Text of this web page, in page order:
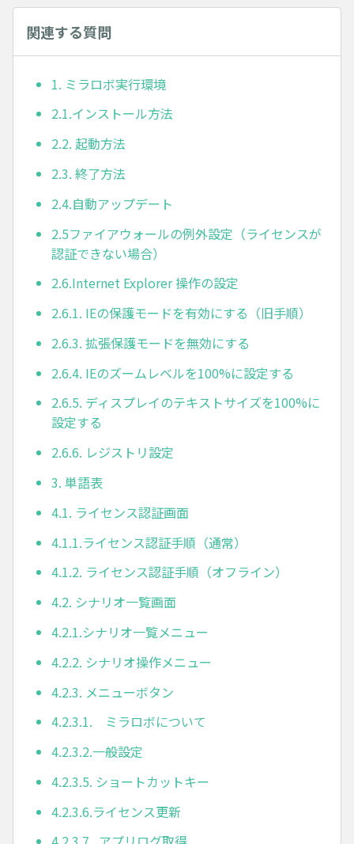
関連する質問
1. ミラロボ実行環境
2.1.インストール方法
2.2. 起動方法
2.3. 終了方法
2.4.自動アップデート
2.5ファイアウォールの例外設定（ライセンスが
認証できない場合）
2.6.Internet Explorer 操作の設定
2.6.1. IEの保護モードを有効にする（旧手順）
2.6.3. 拡張保護モードを無効にする
2.6.4. IEのズームレベルを100%に設定する
2.6.5. ディスプレイのテキストサイズを100%に
設定する
2.6.6. レジストリ設定
3. 単語表
4.1. ライセンス認証画面
4.1.1.ライセンス認証手順（通常）
4.1.2. ライセンス認証手順（オフライン）
4.2. シナリオ一覧画面
4.2.1.シナリオ一覧メニュー
4.2.2. シナリオ操作メニュー
4.2.3. メニューボタン
4.2.3.1. ミラロボについて
4.2.3.2.一般設定
4.2.3.5. ショートカットキー
4.2.3.6.ライセンス更新